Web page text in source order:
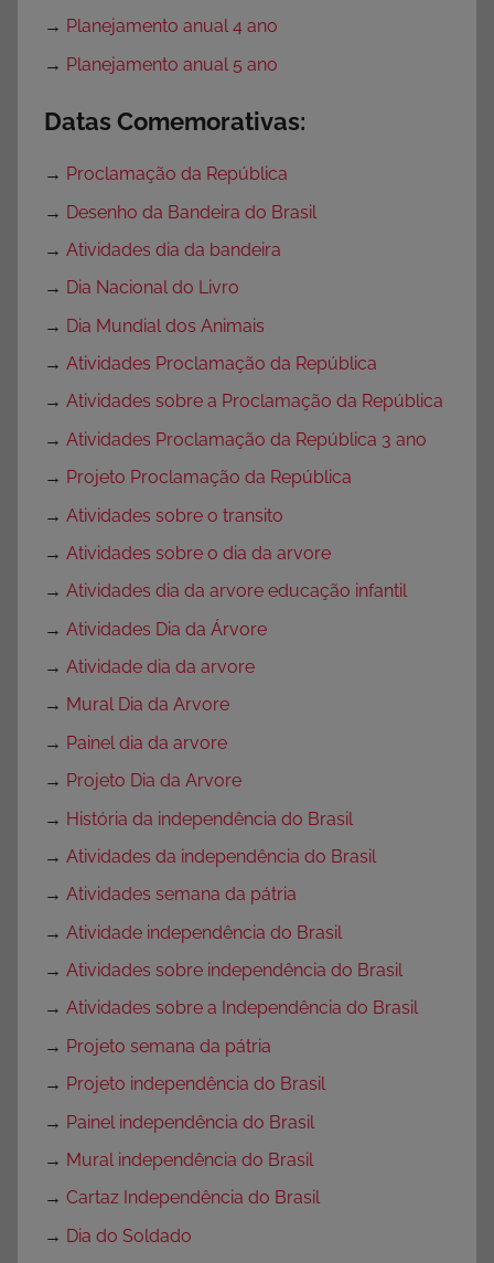
→ Planejamento anual 4 ano
→ Planejamento anual 5 ano
Datas Comemorativas:
→ Proclamação da República
→ Desenho da Bandeira do Brasil
→ Atividades dia da bandeira
→ Dia Nacional do Livro
→ Dia Mundial dos Animais
→ Atividades Proclamação da República
→ Atividades sobre a Proclamação da República
→ Atividades Proclamação da República 3 ano
→ Projeto Proclamação da República
→ Atividades sobre o transito
→ Atividades sobre o dia da arvore
→ Atividades dia da arvore educação infantil
→ Atividades Dia da Árvore
→ Atividade dia da arvore
→ Mural Dia da Arvore
→ Painel dia da arvore
→ Projeto Dia da Arvore
→ História da independência do Brasil
→ Atividades da independência do Brasil
→ Atividades semana da pátria
→ Atividade independência do Brasil
→ Atividades sobre independência do Brasil
→ Atividades sobre a Independência do Brasil
→ Projeto semana da pátria
→ Projeto independência do Brasil
→ Painel independência do Brasil
→ Mural independência do Brasil
→ Cartaz Independência do Brasil
→ Dia do Soldado